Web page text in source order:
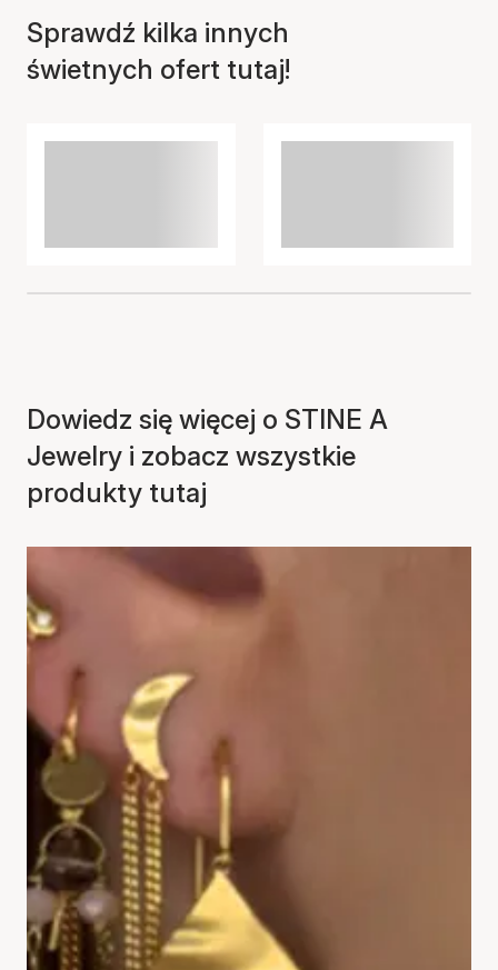
Sprawdź kilka innych
świetnych ofert tutaj!
Dowiedz się więcej o STINE A
Jewelry i zobacz wszystkie
produkty tutaj